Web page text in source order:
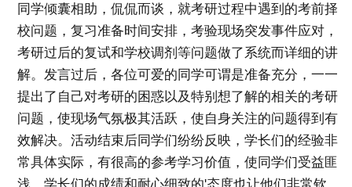
同学倾囊相助，侃侃而谈，就考研过程中遇到的考前择
校问题，复习准备时间安排，考验现场突发事件应对，
考研过后的复试和学校调剂等问题做了系统而详细的讲
解。发言过后，各位可爱的同学可谓是准备充分，一一
提出了自己对考研的困惑以及特别想了解的相关的考研
问题，使现场气氛极其活跃，使自身关注的问题得到有
效解决。活动结束后同学们纷纷反映，学长们的经验非
常具体实际，有很高的参考学习价值，使同学们受益匪